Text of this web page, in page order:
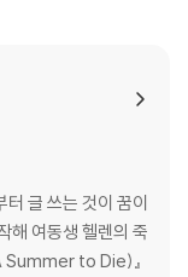
곳인가? 그 커뮤니티
래 소설의 고전으로 자
뒤를 잇는 SF 명작으로
을 던진다.
로 둘러싸인 세상, 즉
우리, 오직 지금’이라
글 쓰는 것이 꿈이
해 여동생 헬렌의 죽
Summer to Die)』